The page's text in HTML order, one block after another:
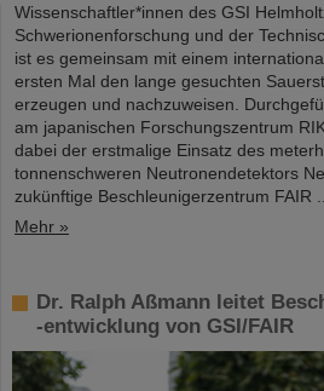
Wissenschaftler*innen des GSI
Schwerionenforschung und der
ist es gemeinsam mit einem
ersten Mal den lange gesuchten
erzeugen und nachzuweisen.
am japanischen Forschungszentrum
dabei der erstmalige Einsatz des
tonnenschweren Neutronendetektors
zukünftige Beschleunigerzentrum FAIR ...
Mehr »
Dr. Ralph Aßmann leitet
-entwicklung von GSI/FAIR